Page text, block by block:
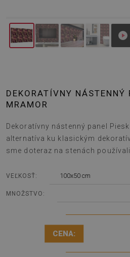
DEKORATÍVNY NÁSTENNÝ
MRAMOR
Dekoratívny nástenný panel
alternatíva ku klasickým
sme doteraz na stenách používali.
VEĽKOSŤ: 100x50 cm
MNOŽSTVO:
CENA: